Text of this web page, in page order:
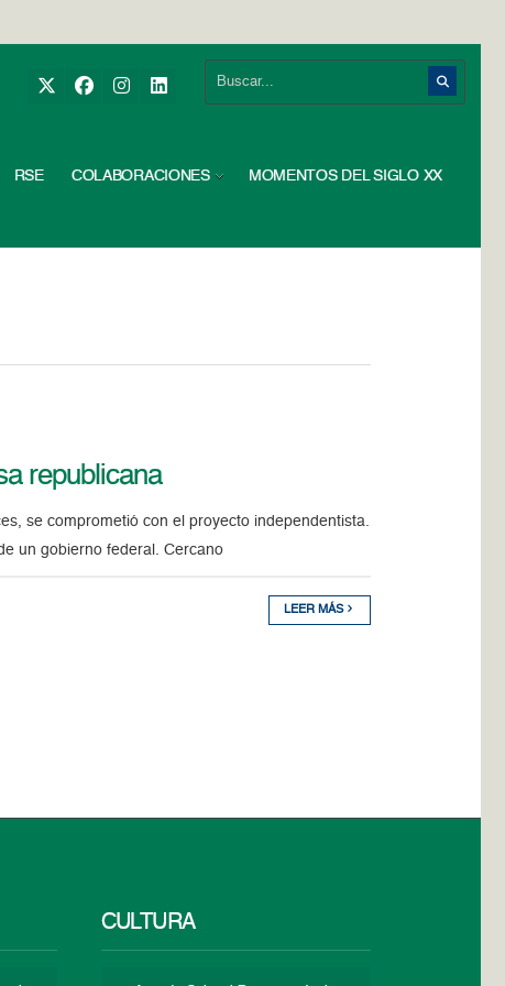
RSE COLABORACIONES MOMENTOS DEL SIGLO XX
republicana
se comprometió con el proyecto independentista.
un gobierno federal. Cercano
LEER MÁS
CULTURA